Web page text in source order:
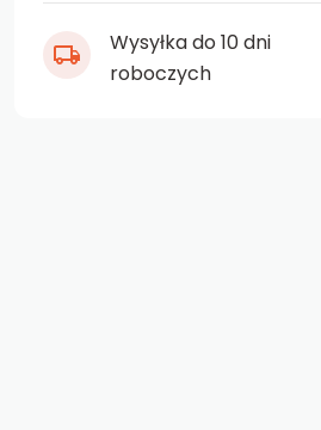
Wysyłka do 10 dni
roboczych